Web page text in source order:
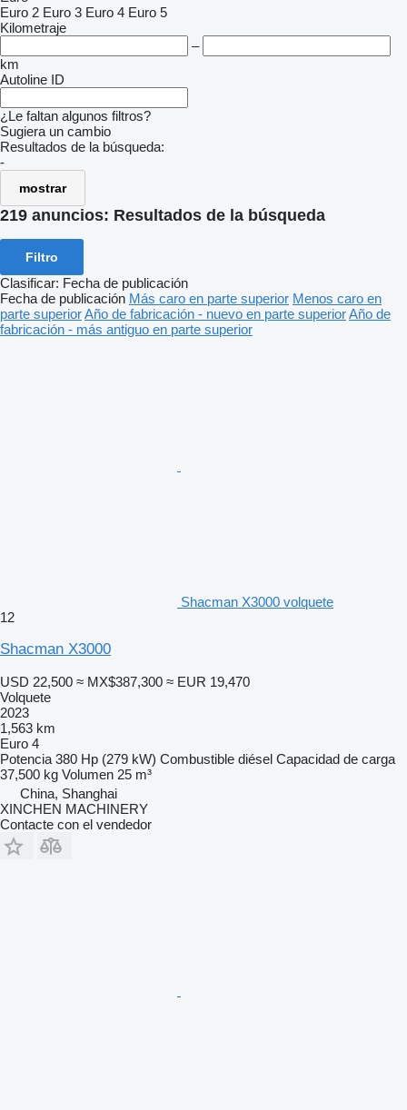
Euro 2 Euro 3 Euro 4 Euro 5
Kilometraje
–
km
Autoline ID
¿Le faltan algunos filtros?
Sugiera un cambio
Resultados de la búsqueda:
-
mostrar
219 anuncios: Resultados de la búsqueda
Filtro
Clasificar: Fecha de publicación
Fecha de publicación Más caro en parte superior Menos caro en
parte superiorAño de fabricación - nuevo en parte superiorAño de
fabricación - más antiguo en parte superior
Shacman X3000 volquete
12
Shacman X3000
USD 22,500 ≈ MX$387,300 ≈ EUR 19,470
Volquete
2023
1,563 km
Euro 4
Potencia 380 Hp (279 kW) Combustible diésel Capacidad de carga
37,500 kg Volumen 25 m³
China, Shanghai
XINCHEN MACHINERY
Contacte con el vendedor